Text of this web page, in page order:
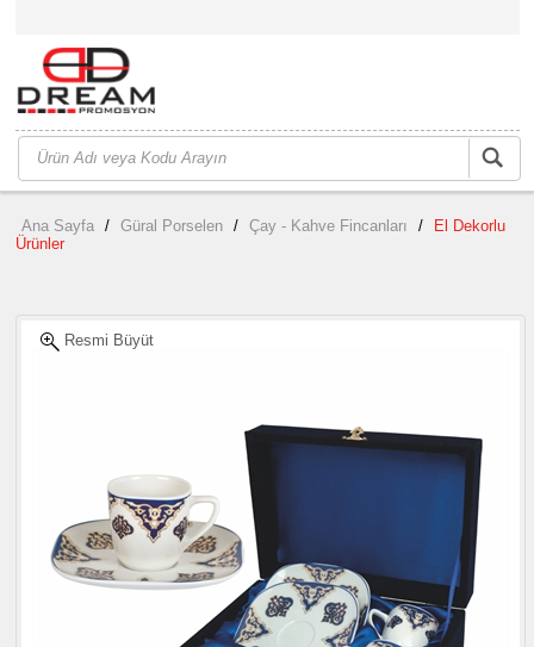
Ana Sayfa / Güral Porselen / Çay - Kahve Fincanları /
El Dekorlu
Ürünler
Resmi Büyüt